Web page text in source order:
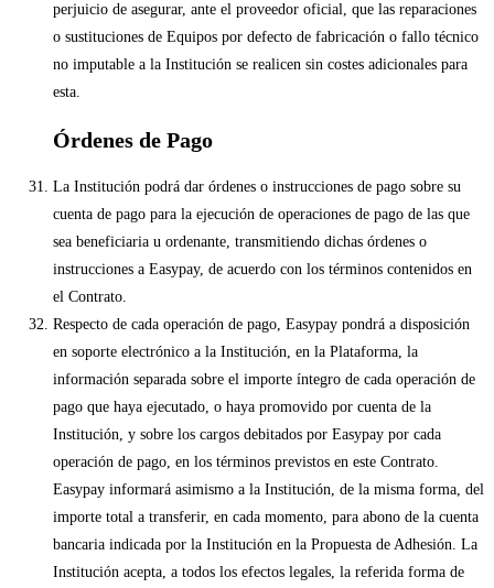
perjuicio de asegurar, ante el proveedor oficial, que las reparaciones
o sustituciones de Equipos por defecto de fabricación o fallo técnico
no imputable a la Institución se realicen sin costes adicionales para
esta.
Órdenes de Pago
La Institución podrá dar órdenes o instrucciones de pago sobre su
cuenta de pago para la ejecución de operaciones de pago de las que
sea beneficiaria u ordenante, transmitiendo dichas órdenes o
instrucciones a Easypay, de acuerdo con los términos contenidos en
el Contrato.
Respecto de cada operación de pago, Easypay pondrá a disposición
en soporte electrónico a la Institución, en la Plataforma, la
información separada sobre el importe íntegro de cada operación de
pago que haya ejecutado, o haya promovido por cuenta de la
Institución, y sobre los cargos debitados por Easypay por cada
operación de pago, en los términos previstos en este Contrato.
Easypay informará asimismo a la Institución, de la misma forma, del
importe total a transferir, en cada momento, para abono de la cuenta
bancaria indicada por la Institución en la Propuesta de Adhesión. La
Institución acepta, a todos los efectos legales, la referida forma de